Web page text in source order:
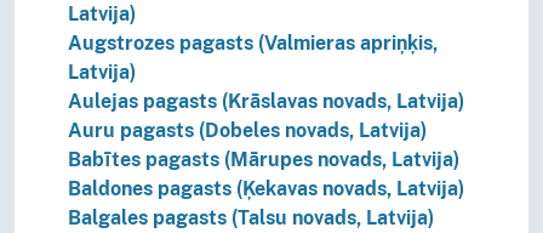
Latvija)
Augstrozes pagasts (Valmieras apriņķis,
Latvija)
Aulejas pagasts (Krāslavas novads, Latvija)
Auru pagasts (Dobeles novads, Latvija)
Babītes pagasts (Mārupes novads, Latvija)
Baldones pagasts (Ķekavas novads, Latvija)
Balgales pagasts (Talsu novads, Latvija)